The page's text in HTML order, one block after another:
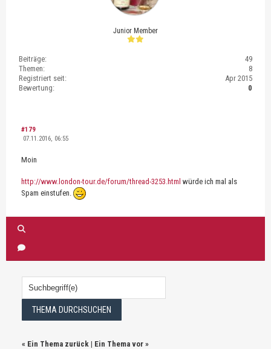
Junior Member
Beiträge:
49
Themen:
8
Registriert seit:
Apr 2015
Bewertung:
0
#179
07.11.2016, 06:55
Moin
http://www.london-tour.de/forum/thread-3253.html würde ich mal als
Spam einstufen.
« Ein Thema zurück | Ein Thema vor »